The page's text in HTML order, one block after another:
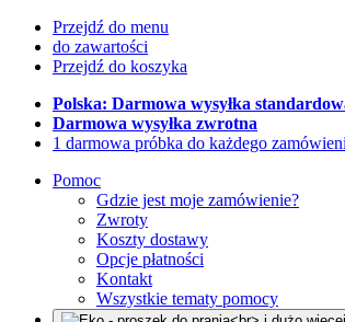
Przejdź do menu
do zawartości
Przejdź do koszyka
Polska: Darmowa wysyłka
Darmowa wysyłka zwrotna
1 darmowa próbka do każdego
Pomoc
Gdzie jest moje zamówienie?
Zwroty
Koszty dostawy
Opcje płatności
Kontakt
Wszystkie tematy pomocy